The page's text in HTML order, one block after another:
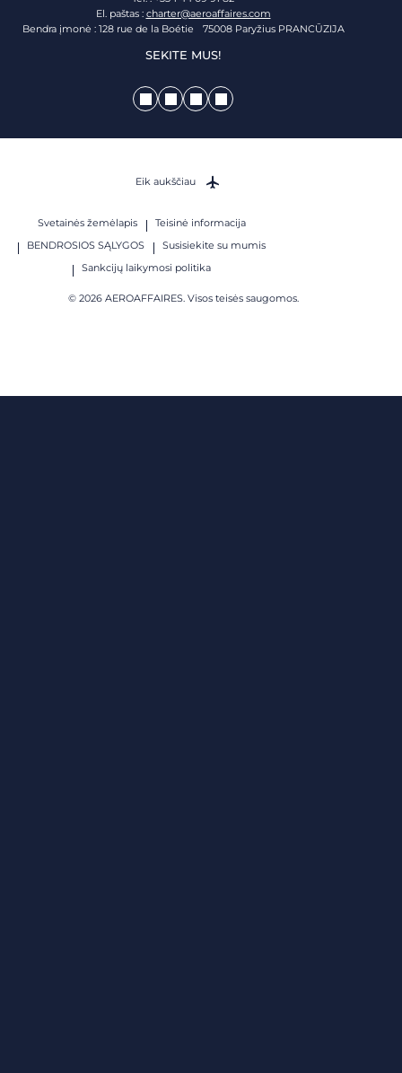
El. paštas : charter@aeroaffaires.com
Bendra įmonė : 128 rue de la Boétie 75008 Paryžius PRANCŪZIJA
SEKITE MUS!
Svetainės žemėlapis
Teisinė informacija
BENDROSIOS SĄLYGOS
Susisiekite su mumis
Sankcijų laikymosi politika
© 2026 AEROAFFAIRES. Visos teisės saugomos.
Eik aukščiau